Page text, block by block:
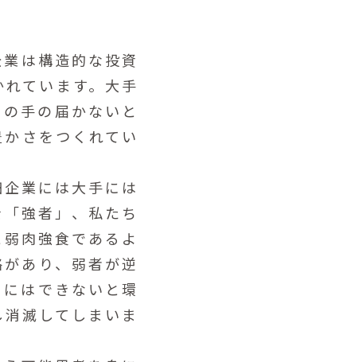
は構造的な投資
ています。大手
手の届かないと
さをつくれてい
業には大手には
強者」、私たち
肉強食であるよ
あり、弱者が逆
はできないと環
滅してしまいま